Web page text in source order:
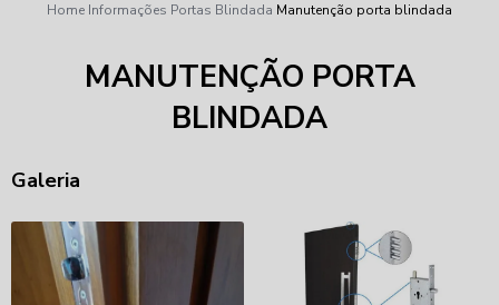
Home Informações Portas Blindada Manutenção porta blindada
MANUTENÇÃO PORTA
BLINDADA
Galeria